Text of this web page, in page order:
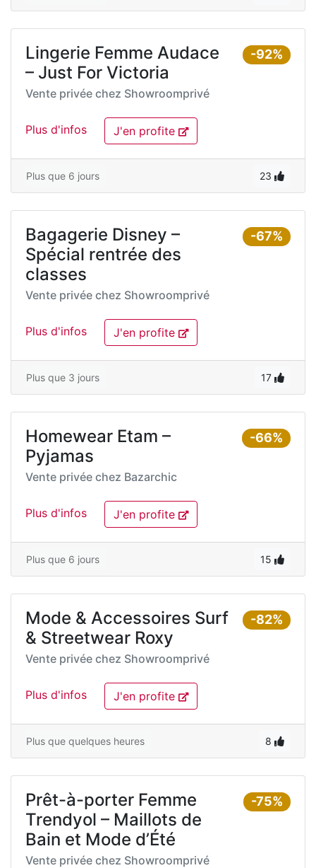
-92%
Lingerie Femme Audace
– Just For Victoria
Vente privée chez Showroomprivé
Plus d'infos J'en profite
Plus que 6 jours 23
-67%
Bagagerie Disney –
Spécial rentrée des
classes
Vente privée chez Showroomprivé
Plus d'infos J'en profite
Plus que 3 jours 17
-66%
Homewear Etam –
Pyjamas
Vente privée chez Bazarchic
Plus d'infos J'en profite
Plus que 6 jours 15
-82%
Mode & Accessoires Surf
& Streetwear Roxy
Vente privée chez Showroomprivé
Plus d'infos J'en profite
Plus que quelques heures 8
-75%
Prêt-à-porter Femme
Trendyol – Maillots de
Bain et Mode d’Été
Vente privée chez Showroomprivé